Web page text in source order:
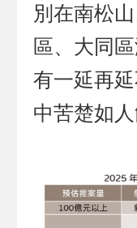
別在南松
區、大同
有一延再
中苦楚如人